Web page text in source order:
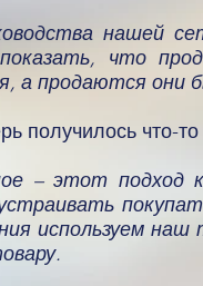
нашей
что
а продаются они
получилось что-
– этот подход
используем